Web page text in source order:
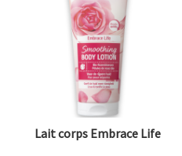
Lait corps Embrace Life